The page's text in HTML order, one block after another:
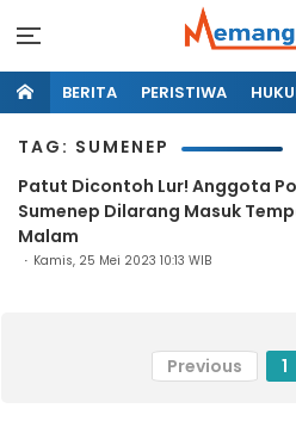
BERITA PERISTIWA
TAG: SUMENEP
Patut Dicontoh Lur! Anggota
Sumenep Dilarang Masuk
Malam
Kamis, 25 Mei 2023 10:13 WIB
Previous 1